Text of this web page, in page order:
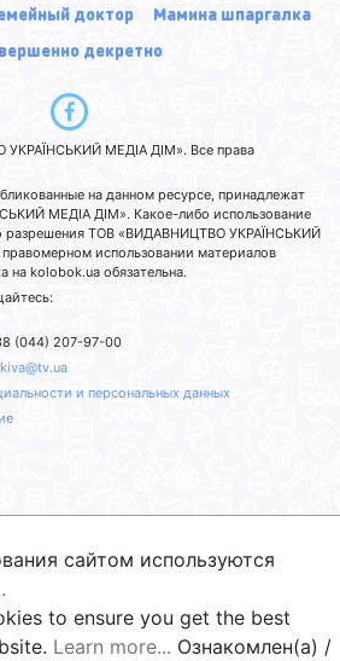
доктор
Мамина шпаргалка
декретно
МЕДІА ДІМ». Все права
на данном ресурсе, принадлежат
МЕДІА ДІМ». Какое-либо использование
разрешения ТОВ «ВИДАВНИЦТВО УКРАЇНСЬКИЙ
использовании материалов
на kolobok.ua обязательна.
(044) 207-97-00
и персональных данных
сайтом используются
to ensure you get the best
Learn more... Ознакомлен(а) /